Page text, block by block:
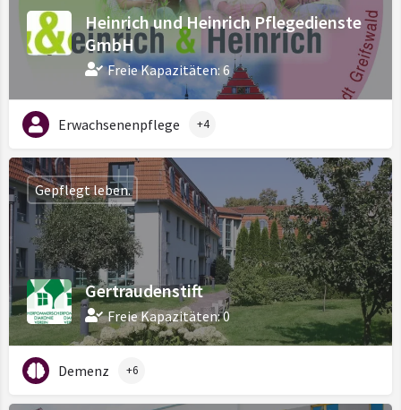
Heinrich und Heinrich Pflegedienste
GmbH
Freie Kapazitäten: 6
Erwachsenenpflege +4
Gertraudenstift
Freie Kapazitäten: 0
Gepflegt leben.
Demenz +6